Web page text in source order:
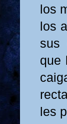
los
los
sus
que
les